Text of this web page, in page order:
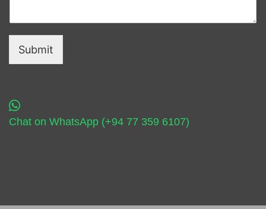
Submit
Chat on WhatsApp (+94 77 359 6107)